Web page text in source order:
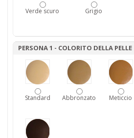
Verde scuro Grigio
PERSONA 1 - COLORITO DELLA PELLE
Standard Abbronzato Meticcio